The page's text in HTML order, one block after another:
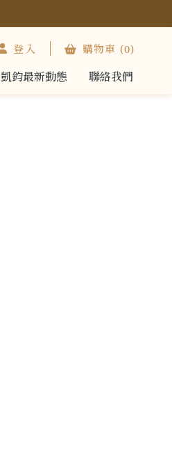
登入 購物車 (0)
凱鈞最新動態
聯絡我們